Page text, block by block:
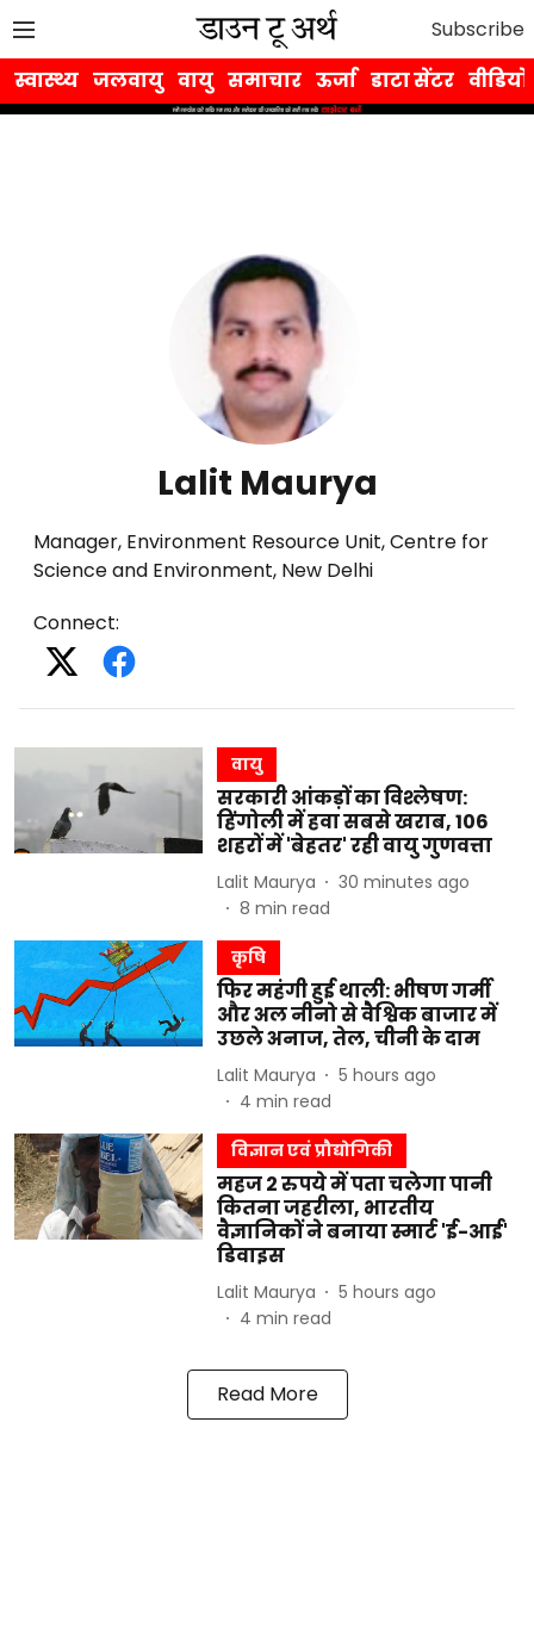
Subscribe
स्वास्थ्य जलवायु वायु समाचार ऊर्जा डाटा सेंटर वीडियो
Lalit Maurya
Manager, Environment Resource Unit, Centre for
Science and Environment, New Delhi
Connect:
वायु
सरकारी आंकड़ों का विश्लेषण:
हिंगोली में हवा सबसे खराब, 106
शहरों में 'बेहतर' रही वायु गुणवत्ता
Lalit Maurya
30 minutes ago
8 min read
कृषि
फिर महंगी हुई थाली: भीषण गर्मी
और अल नीनो से वैश्विक बाजार में
उछले अनाज, तेल, चीनी के दाम
Lalit Maurya
5 hours ago
4 min read
विज्ञान एवं प्रौद्योगिकी
महज 2 रुपये में पता चलेगा पानी
कितना जहरीला, भारतीय
वैज्ञानिकों ने बनाया स्मार्ट 'ई-आई'
डिवाइस
Lalit Maurya
5 hours ago
4 min read
Read More